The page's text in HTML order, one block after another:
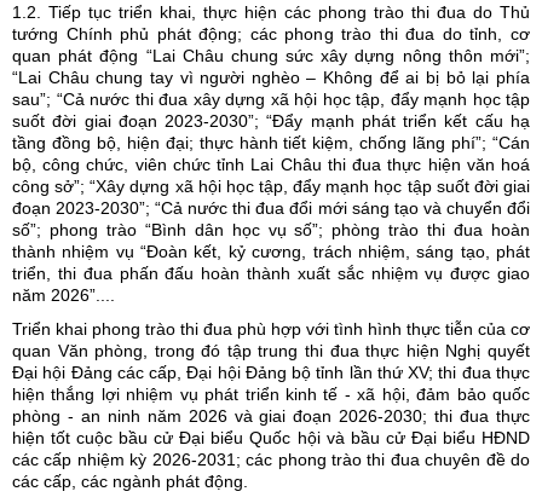
1.2. Tiếp tục triển khai, thực hiện các phong trào thi đua do Thủ
tướng Chính phủ phát động; các phong trào thi đua do tỉnh, cơ
quan phát động “Lai Châu chung sức xây dựng nông thôn mới”;
“Lai Châu chung tay vì người nghèo – Không để ai bị bỏ lại phía
sau”; “Cả nước thi đua xây dựng xã hội học tập, đẩy mạnh học tập
suốt đời giai đoạn 2023-2030”; “Đẩy mạnh phát triển kết cấu hạ
tầng đồng bộ, hiện đại; thực hành tiết kiệm, chống lãng phí”; “Cán
bộ, công chức, viên chức tỉnh Lai Châu thi đua thực hiện văn hoá
công sở”; “Xây dựng xã hội học tập, đẩy mạnh học tập suốt đời giai
đoạn 2023-2030”; “Cả nước thi đua đổi mới sáng tạo và chuyển đổi
số”; phong trào “Bình dân học vụ số”; phòng trào thi đua hoàn
thành nhiệm vụ “Đoàn kết, kỷ cương, trách nhiệm, sáng tạo, phát
triển, thi đua phấn đấu hoàn thành xuất sắc nhiệm vụ được giao
năm 2026”....
Triển khai phong trào thi đua phù hợp với tình hình thực tiễn của cơ
quan Văn phòng, trong đó tập trung thi đua thực hiện Nghị quyết
Đại hội Đảng các cấp, Đại hội Đảng bộ tỉnh lần thứ XV; thi đua thực
hiện thắng lợi nhiệm vụ phát triển kinh tế - xã hội, đảm bảo quốc
phòng - an ninh năm 2026 và giai đoạn 2026-2030; thi đua thực
hiện tốt cuộc bầu cử Đại biểu Quốc hội và bầu cử Đại biểu HĐND
các cấp nhiệm kỳ 2026-2031; các phong trào thi đua chuyên đề do
các cấp, các ngành phát động.